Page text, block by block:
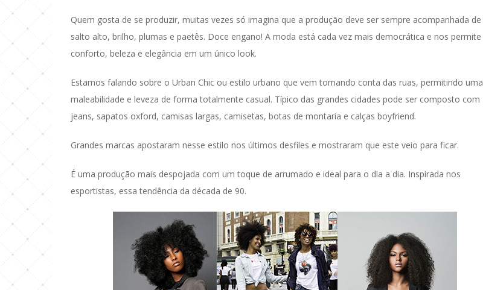
Quem gosta de se produzir, muitas vezes só imagina que a produção deve ser sempre acompanhada de
salto alto, brilho, plumas e paetês. Doce engano! A moda está cada vez mais democrática e nos permite
conforto, beleza e elegância em um único look.
Estamos falando sobre o Urban Chic ou estilo urbano que vem tomando conta das ruas, permitindo uma
maleabilidade e leveza de forma totalmente casual. Típico das grandes cidades pode ser composto com
jeans, sapatos oxford, camisas largas, camisetas, botas de montaria e calças boyfriend.
Grandes marcas apostaram nesse estilo nos últimos desfiles e mostraram que este veio para ficar.
É uma produção mais despojada com um toque de arrumado e ideal para o dia a dia. Inspirada nos
esportistas, essa tendência da década de 90.